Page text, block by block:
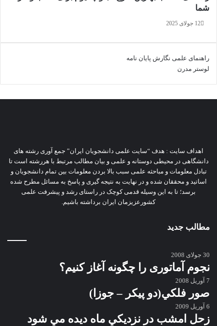
شما
12 جولای 2025
راهنمای علمی نگارش پایان نامه
لوستر مدرن
اهداف سایت : هدف “سایت علمی دانشجویان ایران” جمع آوری رشته های
دانشگاهی در محیطی دوستانه و علمی و بیان مطالب مرتبط با هررشته است تا
تبادل معلومات و مباحثه علمی سبب بالا بردن معلومات بین تمام دانشجویان و
اساتید و محققان شده و در نهایت به نتیجه گیری و پاسخ به مسائل مطرح شده
برسد؛ تا به این وسیله قدمی کوچک در راستای رشد و پیشرفت علمی
کشورعزیزمان ایران برداشته باشیم.
مطالب جدید
30 جولای 2008
نجوم آماتوری را چگونه آغاز کنیم؟
7 آوریل 2008
صور فلكي(دو پیکر – جوزا)
6 آوریل 2009
زحل امشب در نزديكي ماه ديده مي شود